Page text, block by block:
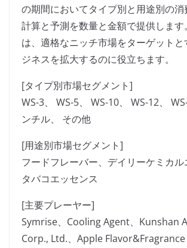
の期間においてタイプ別と用途別の
計算と予測を数量と金額で提供しま
は、適格なニッチ市場をターゲット
ジネスを拡大するのに役立ちます。
[タイプ別市場セグメント]
WS-3、 WS-5、 WS-10、 WS-12、
ンチル、 その他
[用途別市場セグメント]
フードフレーバー、デイリーケミカル
タバコエッセンス
[主要プレーヤー]
Symrise、Cooling Agent、Kunshan
Corp., Ltd.、Apple